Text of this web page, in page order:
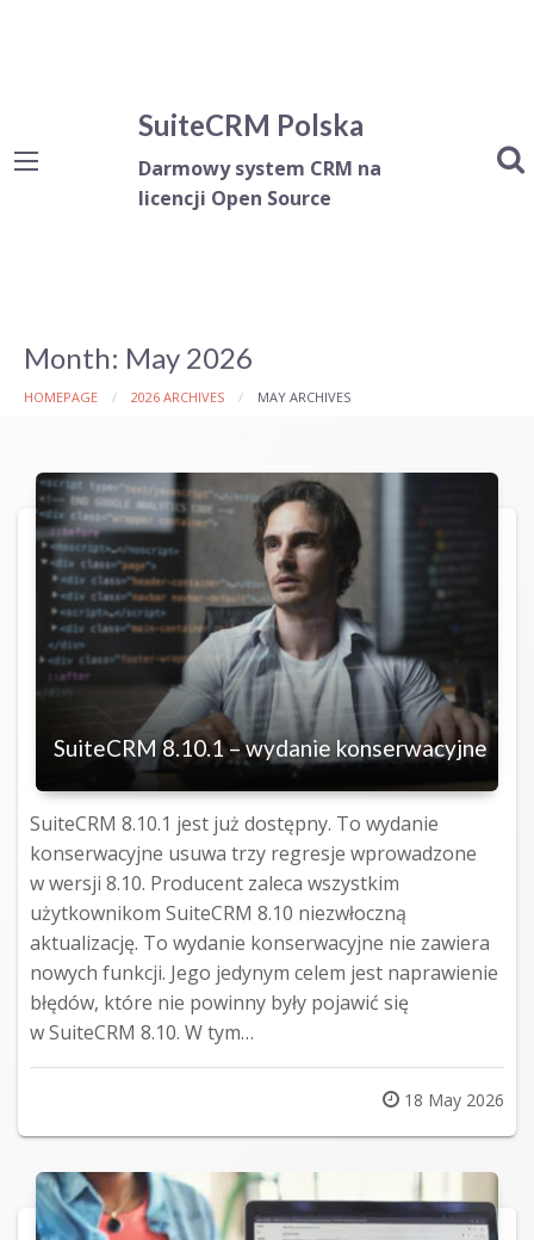
SuiteCRM Polska
Darmowy system CRM na
licencji Open Source
Month: May 2026
HOMEPAGE 2026 ARCHIVES MAY ARCHIVES
SuiteCRM 8.10.1 – wydanie konserwacyjne
SuiteCRM 8.10.1 jest już dostępny. To wydanie
konserwacyjne usuwa trzy regresje wprowadzone
w wersji 8.10. Producent zaleca wszystkim
użytkownikom SuiteCRM 8.10 niezwłoczną
aktualizację. To wydanie konserwacyjne nie zawiera
nowych funkcji. Jego jedynym celem jest naprawienie
błędów, które nie powinny były pojawić się
w SuiteCRM 8.10. W tym…
Posted
on
18 May 2026